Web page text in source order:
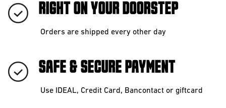
RIGHT ON YOUR DOORSTEP
Orders are shipped every other day
SAFE & SECURE PAYMENT
Use IDEAL, Credit Card, Bancontact or giftcard